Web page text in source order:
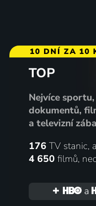
10 DNÍ ZA 10
TOP
Nejvíce sportu,
dokumentů,
a televizní
176 TV stanic,
4 650 filmů,
a